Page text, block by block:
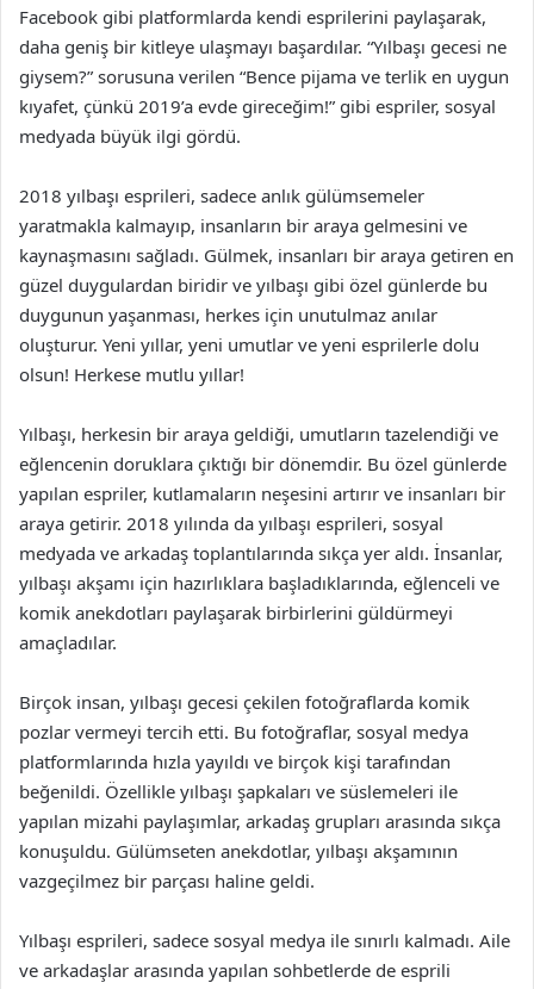
Facebook gibi platformlarda kendi esprilerini paylaşarak,
daha geniş bir kitleye ulaşmayı başardılar. “Yılbaşı gecesi ne
giysem?” sorusuna verilen “Bence pijama ve terlik en uygun
kıyafet, çünkü 2019’a evde gireceğim!” gibi espriler, sosyal
medyada büyük ilgi gördü.
2018 yılbaşı esprileri, sadece anlık gülümsemeler
yaratmakla kalmayıp, insanların bir araya gelmesini ve
kaynaşmasını sağladı. Gülmek, insanları bir araya getiren en
güzel duygulardan biridir ve yılbaşı gibi özel günlerde bu
duygunun yaşanması, herkes için unutulmaz anılar
oluşturur. Yeni yıllar, yeni umutlar ve yeni esprilerle dolu
olsun! Herkese mutlu yıllar!
Yılbaşı, herkesin bir araya geldiği, umutların tazelendiği ve
eğlencenin doruklara çıktığı bir dönemdir. Bu özel günlerde
yapılan espriler, kutlamaların neşesini artırır ve insanları bir
araya getirir. 2018 yılında da yılbaşı esprileri, sosyal
medyada ve arkadaş toplantılarında sıkça yer aldı. İnsanlar,
yılbaşı akşamı için hazırlıklara başladıklarında, eğlenceli ve
komik anekdotları paylaşarak birbirlerini güldürmeyi
amaçladılar.
Birçok insan, yılbaşı gecesi çekilen fotoğraflarda komik
pozlar vermeyi tercih etti. Bu fotoğraflar, sosyal medya
platformlarında hızla yayıldı ve birçok kişi tarafından
beğenildi. Özellikle yılbaşı şapkaları ve süslemeleri ile
yapılan mizahi paylaşımlar, arkadaş grupları arasında sıkça
konuşuldu. Gülümseten anekdotlar, yılbaşı akşamının
vazgeçilmez bir parçası haline geldi.
Yılbaşı esprileri, sadece sosyal medya ile sınırlı kalmadı. Aile
ve arkadaşlar arasında yapılan sohbetlerde de esprili